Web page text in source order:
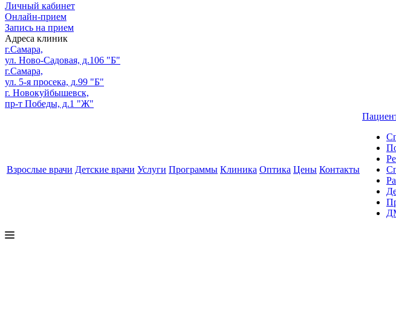
Личный кабинет
Онлайн-прием
Запись на прием
Адреса клиник
г.Самара,
ул. Ново-Садовая, д.106 "Б"
г.Самара,
ул. 5-я просека, д.99 "Б"
г. Новокуйбышевск,
пр-т Победы, д.1 "Ж"
Взрослые врачи Детские врачи Услуги Программы Клиника Оптика Цены Контакты